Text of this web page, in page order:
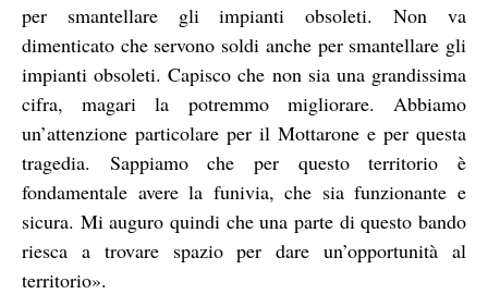
per smantellare gli impianti obsoleti. Non va
dimenticato che servono soldi anche per smantellare gli
impianti obsoleti. Capisco che non sia una grandissima
cifra, magari la potremmo migliorare. Abbiamo
un’attenzione particolare per il Mottarone e per questa
tragedia. Sappiamo che per questo territorio è
fondamentale avere la funivia, che sia funzionante e
sicura. Mi auguro quindi che una parte di questo bando
riesca a trovare spazio per dare un’opportunità al
territorio».